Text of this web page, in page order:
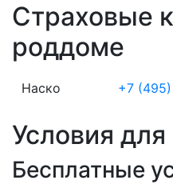
Страховые
роддоме
Наско +7
Условия
Бесплатные